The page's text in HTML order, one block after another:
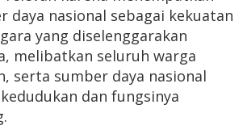
daya nasional sebagai kekuatan
yang diselenggarakan
melibatkan seluruh warga
serta sumber daya nasional
dan fungsinya